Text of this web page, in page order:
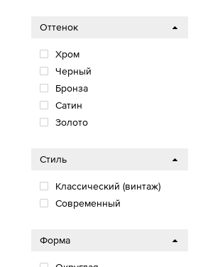
Оттенок
Хром
Черный
Бронза
Сатин
Золото
Стиль
Классический (винтаж)
Современный
Форма